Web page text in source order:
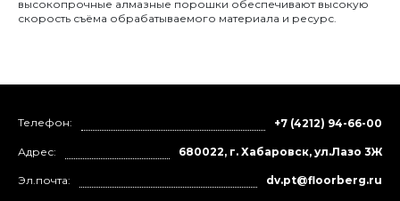
высокопрочные алмазные порошки обеспечивают высокую
скорость съёма обрабатываемого материала и ресурс.
Телефон: +7 (4212) 94-66-00
Адрес: 680022, г. Хабаровск, ул.Лазо 3Ж
Эл.почта: dv.pt@floorberg.ru